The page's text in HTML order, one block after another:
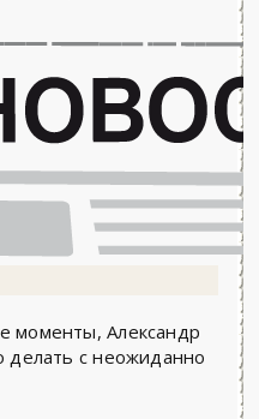
моменты, Александр
делать с неожиданно